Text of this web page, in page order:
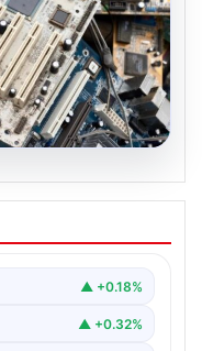
ve Geri
Bu
▲ +0.18%
▲ +0.32%